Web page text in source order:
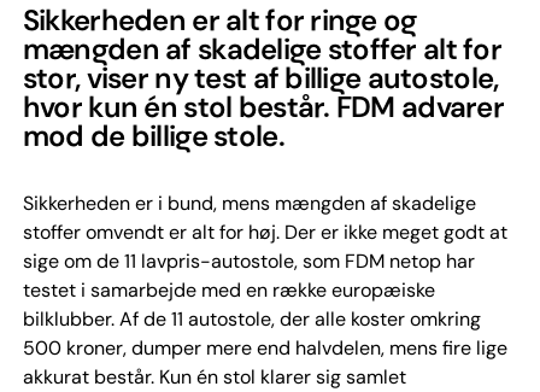
Sikkerheden er alt for ringe og
mængden af skadelige stoffer alt for
stor, viser ny test af billige autostole,
hvor kun én stol består. FDM advarer
mod de billige stole.
Sikkerheden er i bund, mens mængden af skadelige
stoffer omvendt er alt for høj. Der er ikke meget godt at
sige om de 11 lavpris-autostole, som FDM netop har
testet i samarbejde med en række europæiske
bilklubber. Af de 11 autostole, der alle koster omkring
500 kroner, dumper mere end halvdelen, mens fire lige
akkurat består. Kun én stol klarer sig samlet